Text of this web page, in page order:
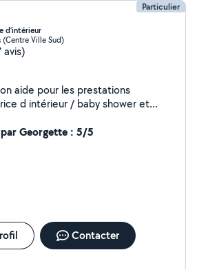
Particulier
d’intérieur
(Centre Ville Sud)
avis)
aide pour les prestations
d intérieur / baby shower et
expériences professionnelles et
formée , performante et
pas à me contacter.
Georgette : 5/5
Contacter